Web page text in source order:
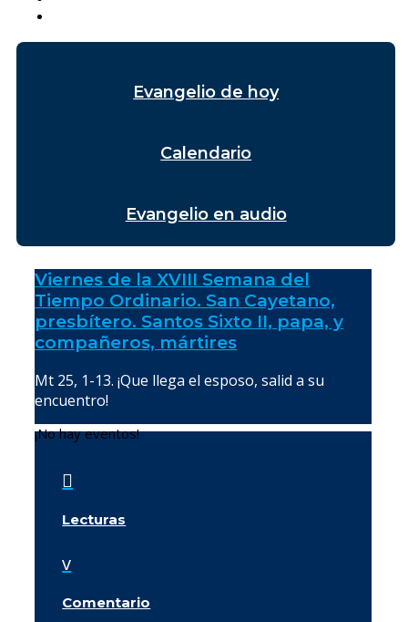
Evangelio de hoy
Calendario
Evangelio en audio
Viernes de la XVIII Semana del
Tiempo Ordinario. San Cayetano,
presbítero. Santos Sixto II, papa, y
compañeros, mártires
Mt 25, 1-13. ¡Que llega el esposo, salid a su
encuentro!
¡No hay eventos!

Lecturas
v
Comentario